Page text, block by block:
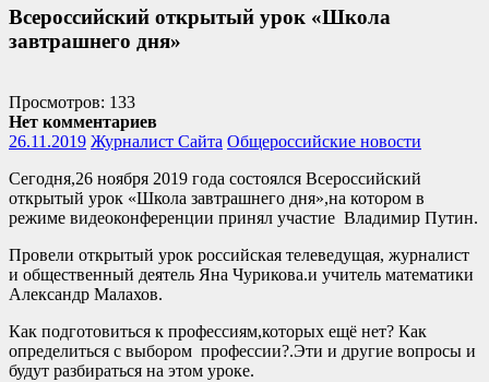
Всероссийский открытый урок «Школа
завтрашнего дня»
Просмотров: 133
Нет комментариев
26.11.2019 Журналист Сайта Общероссийские новости
Сегодня,26 ноября 2019 года состоялся Всероссийский
открытый урок «Школа завтрашнего дня»,на котором в
режиме видеоконференции принял участие Владимир Путин.
Провели открытый урок российская телеведущая, журналист
и общественный деятель Яна Чурикова.и учитель математики
Александр Малахов.
Как подготовиться к профессиям,которых ещё нет? Как
определиться с выбором профессии?.Эти и другие вопросы и
будут разбираться на этом уроке.